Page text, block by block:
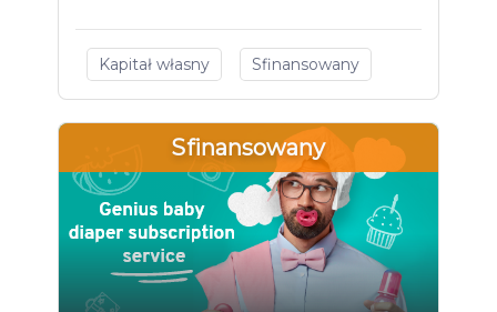
Kapitał własny Sfinansowany
Sfinansowany